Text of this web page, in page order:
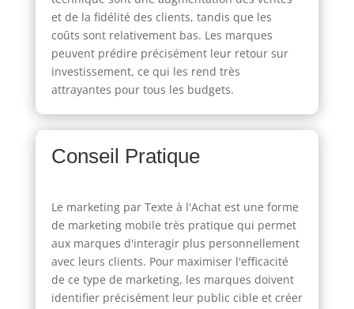
et de la fidélité des clients, tandis que les
coûts sont relativement bas. Les marques
peuvent prédire précisément leur retour sur
investissement, ce qui les rend très
attrayantes pour tous les budgets.
Conseil Pratique
Le marketing par Texte à l'Achat est une forme
de marketing mobile très pratique qui permet
aux marques d'interagir plus personnellement
avec leurs clients. Pour maximiser l'efficacité
de ce type de marketing, les marques doivent
identifier précisément leur public cible et créer